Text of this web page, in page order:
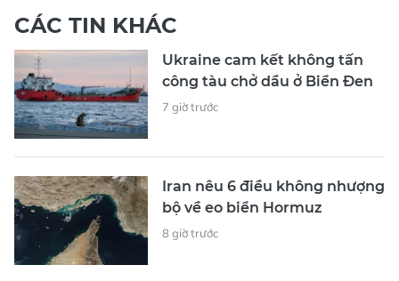
CÁC TIN KHÁC
Ukraine cam kết không tấn
công tàu chở dầu ở Biển Đen
7 giờ trước
Iran nêu 6 điều không nhượng
bộ về eo biển Hormuz
8 giờ trước